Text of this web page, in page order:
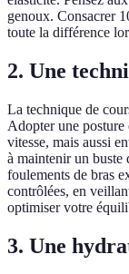
genoux. Consacrer
toute la différence
2. Une
La technique de
Adopter une posture
vitesse, mais aussi
à maintenir un buste
foulements de bras
contrôlées, en
optimiser votre
3. Une